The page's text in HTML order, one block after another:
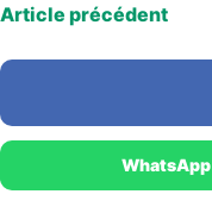
Article précédent
WhatsApp